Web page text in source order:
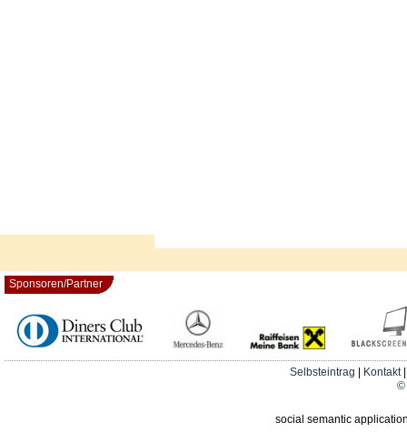
Sponsoren/Partner
Selbsteintrag Kontakt
©
social semantic